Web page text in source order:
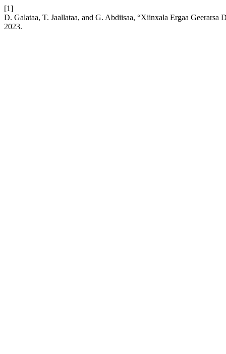
[1]
D. Galataa, T. Jaallataa, and G. Abdiisaa, “Xiinxala Ergaa Geerarsa
2023.